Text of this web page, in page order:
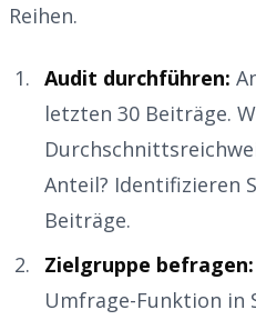
Reihen.
Audit durchführen:
letzten 30 Beiträge.
Anteil? Identifizieren
Beiträge.
Zielgruppe befragen:
Umfrage-Funktion in